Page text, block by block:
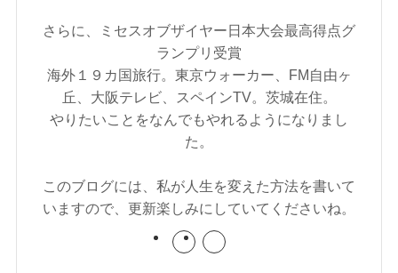
さらに、ミセスオブザイヤー日本大会最高得点グ
ランプリ受賞
海外１９カ国旅行。東京ウォーカー、FM自由ヶ
丘、大阪テレビ、スペインTV。茨城在住。
やりたいことをなんでもやれるようになりまし
た。
このブログには、私が人生を変えた方法を書いて
いますので、更新楽しみにしていてくださいね。